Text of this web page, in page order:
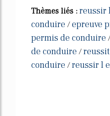
Thèmes liés : reussir
conduire /epreuve
permis de conduire
de conduire /
conduire /reussir l